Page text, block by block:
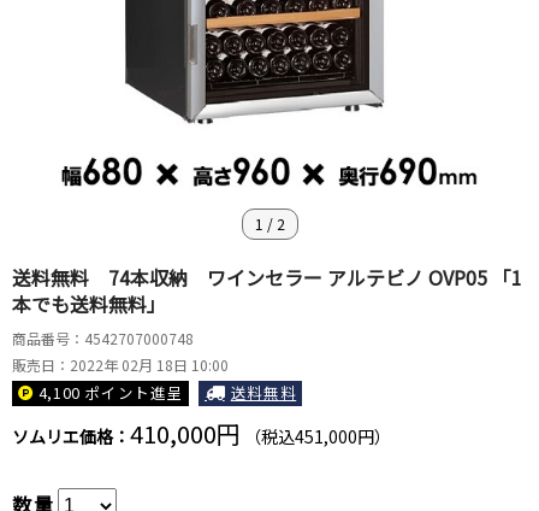
1 / 2
送料無料 74本収納 ワインセラー アルテビノ OVP05 「1
本でも送料無料」
商品番号：4542707000748
販売日：2022年 02月 18日 10:00
4,100 ポイント進呈 送料無料
ソムリエ価格： 410,000円 （税込451,000円）
数量